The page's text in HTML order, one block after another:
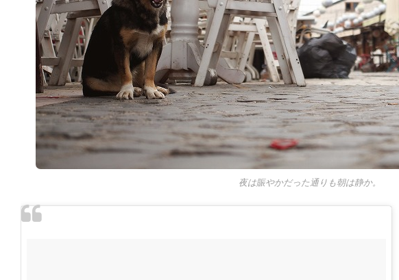
夜は賑やかだった通りも朝は静か。